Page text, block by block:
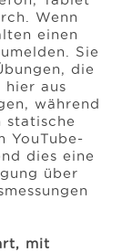
Wenn
einen
Sie
die
aus
während
statische
YouTube-
dies eine
über
mit